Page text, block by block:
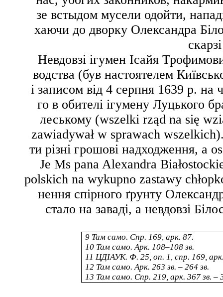
зе встыдом мусели одойти,
хаючи до дворку Олександра
Невдовзі ігумен Ісайя
водства (був настоятелем
і записом від 4 серпня 1639 р. на
го в обителі ігумену Луцького
леському (wszelki rząd na się
zawiadywał w sprawach wszelkich
ти різні грошові надходження, a
Je Ms pana Alexandra
polskich na wykupno zastawy
нення спірного ґрунту
стало на заваді, а невдовзі
9 Там само. Спр. 169, арк. 87.
10 Там само. Арк. 108–108 зв.
11 ЦДІАУК. Ф. 25, оп. 1, спр. 169,
12 Там само. Арк. 263 зв. – 264 зв.
13 Там само. Спр. 219, арк. 367 зв. –